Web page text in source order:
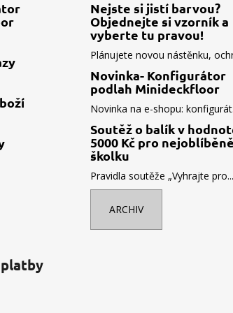
Nejste si jistí barvou?
Objednejte si vzorník a
vyberte tu pravou!
Plánujete novou nástěnku,
Novinka- Konfigurátor
podlah Minideckfloor
Novinka na e-shopu:
Soutěž o balík v
5000 Kč pro
školku
Pravidla soutěže „Vyhrajte pro...
ARCHIV